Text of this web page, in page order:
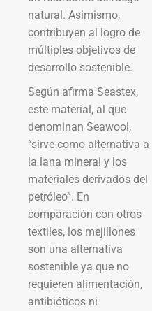
natural. Asimismo,
contribuyen al logro de
múltiples objetivos de
desarrollo sostenible.
Según afirma Seastex,
este material, al que
denominan Seawool,
“sirve como alternativa a
la lana mineral y los
materiales derivados del
petróleo”. En
comparación con otros
textiles, los mejillones
son una alternativa
sostenible ya que no
requieren alimentación,
antibióticos ni